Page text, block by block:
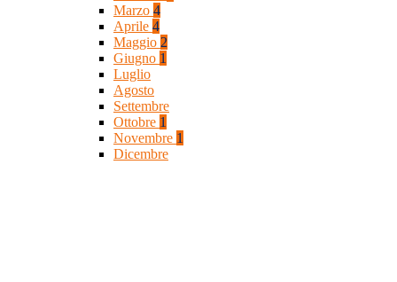
Marzo 4
Aprile 4
Maggio 2
Giugno 1
Luglio
Agosto
Settembre
Ottobre 1
Novembre 1
Dicembre